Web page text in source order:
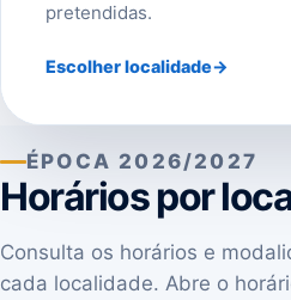
pretendidas.
Escolher localidade→
ÉPOCA 2026/2027
Horários por
Consulta os horários e
cada localidade. Abre o